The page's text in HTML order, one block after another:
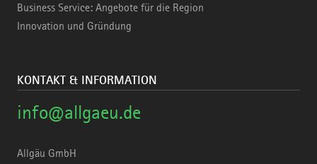
Business Service: Angebote für die Region
Innovation und Gründung
KONTAKT & INFORMATION
info@allgaeu.de
Allgäu GmbH